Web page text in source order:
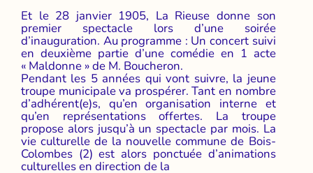
Et le 28 janvier 1905, La Rieuse donne son
premier spectacle lors d’une soirée
d’inauguration. Au programme : Un concert suivi
en deuxième partie d’une comédie en 1 acte
« Maldonne » de M. Boucheron.
Pendant les 5 années qui vont suivre, la jeune
troupe municipale va prospérer. Tant en nombre
d’adhérent(e)s, qu’en organisation interne et
qu’en représentations offertes. La troupe
propose alors jusqu’à un spectacle par mois. La
vie culturelle de la nouvelle commune de Bois-
Colombes (2) est alors ponctuée d’animations
culturelles en direction de la